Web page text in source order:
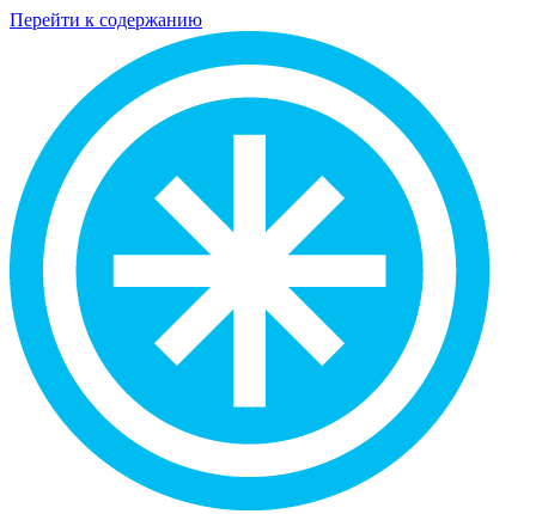
Перейти к содержанию